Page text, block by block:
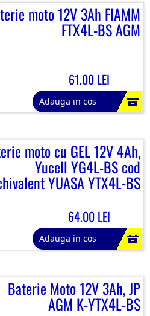
moto 12V 3Ah FIAMM
FTX4L-BS AGM
61.00 LEI
Adauga in cos
moto cu GEL 12V 4Ah,
Yucell YG4L-BS cod
YUASA YTX4L-BS
64.00 LEI
Adauga in cos
Baterie Moto 12V 3Ah, JP
AGM K-YTX4L-BS